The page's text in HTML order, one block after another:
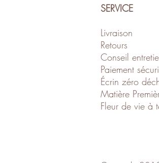
SERVICE
Livraison
Retours
Conseil
Paiement
Écrin zéro
Matière
Fleur de vie à